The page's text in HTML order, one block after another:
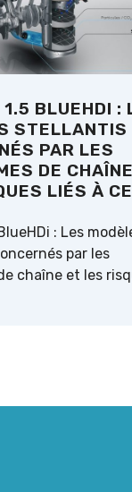
1.5 BLUEHDI :
STELLANTIS
PAR LES
DE
LIÉS À CE
: Les
par les
chaîne et les